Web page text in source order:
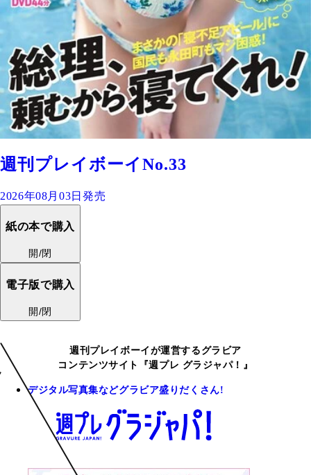
週刊プレイボーイNo.33
2026年08月03日発売
紙の本で購入
開/閉
電子版で購入
開/閉
週刊プレイボーイが運営するグラビア
コンテンツサイト『週プレ グラジャパ！』
デジタル写真集などグラビア盛りだくさん!